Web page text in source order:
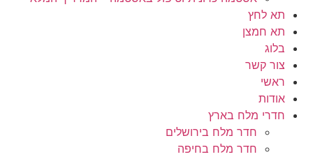
תא לחץ
תא חמצן
בלוג
צור קשר
ראשי
אודות
חדרי מלח בארץ
חדר מלח בירושלים
חדר מלח בחיפה